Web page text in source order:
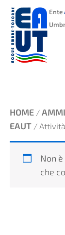
VAI
CONTENUTO
Ente
HOME /
EAUT /
Non
che